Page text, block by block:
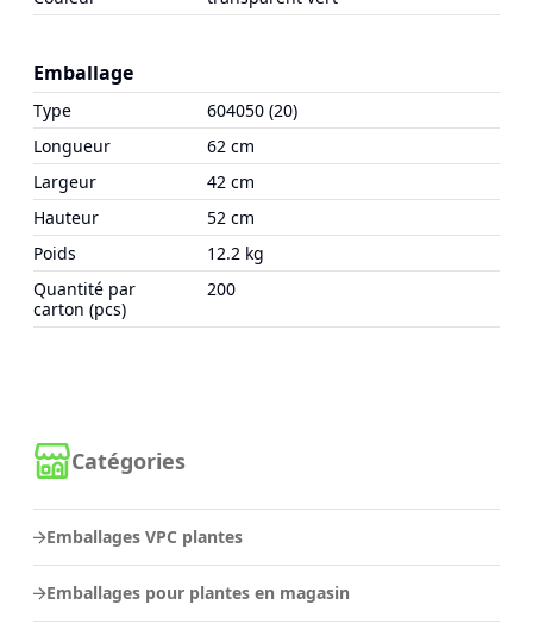
Catégories
Emballages VPC plantes
Emballages pour plantes en magasin
Emballage
Type
604050 (20)
Longueur
62 cm
Largeur
42 cm
Hauteur
52 cm
Poids
12.2 kg
Quantité par
carton (pcs)
200